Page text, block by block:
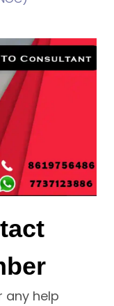
any help